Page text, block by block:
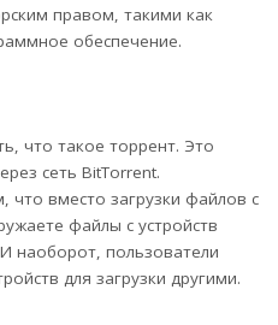
правом, такими как
обеспечение.
что такое торрент. Это
сеть BitTorrent.
что вместо загрузки файлов с
файлы с устройств
наоборот, пользователи
для загрузки другими.